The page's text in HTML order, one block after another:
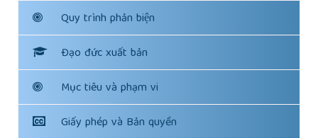
Quy trình phản biện
Đạo đức xuất bản
Mục tiêu và phạm vi
Giấy phép và Bản quyền